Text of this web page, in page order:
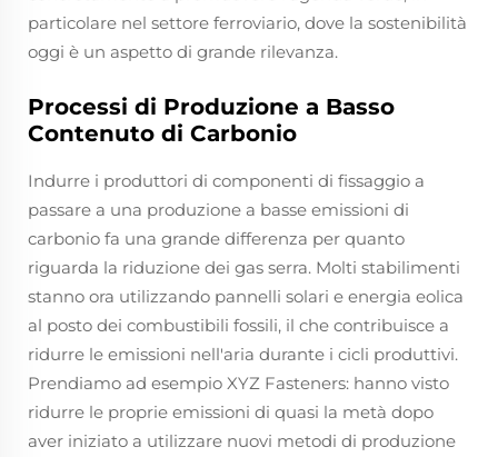
particolare nel settore ferroviario, dove la sostenibilità
oggi è un aspetto di grande rilevanza.
Processi di Produzione a Basso
Contenuto di Carbonio
Indurre i produttori di componenti di fissaggio a
passare a una produzione a basse emissioni di
carbonio fa una grande differenza per quanto
riguarda la riduzione dei gas serra. Molti stabilimenti
stanno ora utilizzando pannelli solari e energia eolica
al posto dei combustibili fossili, il che contribuisce a
ridurre le emissioni nell'aria durante i cicli produttivi.
Prendiamo ad esempio XYZ Fasteners: hanno visto
ridurre le proprie emissioni di quasi la metà dopo
aver iniziato a utilizzare nuovi metodi di produzione